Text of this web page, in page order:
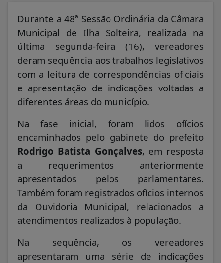
Durante a 48ª Sessão Ordinária da Câmara
Municipal de Ilha Solteira, realizada na
última segunda-feira (16), vereadores
deram sequência aos trabalhos legislativos
com a leitura de correspondências oficiais
e apresentação de indicações voltadas a
diferentes áreas do município.
Na fase inicial, foram lidos ofícios
encaminhados pelo gabinete do prefeito
Rodrigo Batista Gonçalves, em resposta
a requerimentos anteriormente
apresentados pelos parlamentares.
Também foram registrados ofícios internos
da Ouvidoria Municipal, relacionados a
atendimentos realizados à população.
Na sequência, os vereadores
apresentaram uma série de indicações